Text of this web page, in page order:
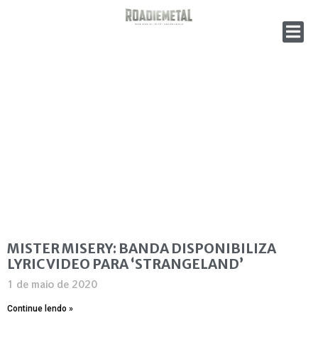
MISTER MISERY: BANDA DISPONIBILIZA
LYRIC VIDEO PARA ‘STRANGELAND’
1 de maio de 2020
Continue lendo »